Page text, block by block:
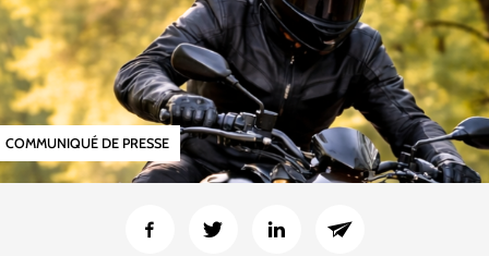
COMMUNIQUÉ DE PRESSE